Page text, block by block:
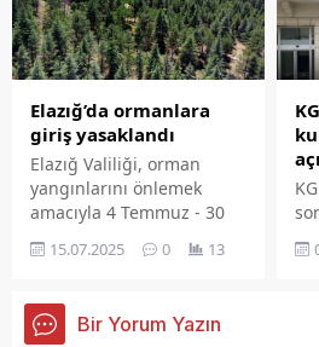
hububat alımı
gerçekleştiğini belirtti.
Elazığ’da ormanlara
giriş yasaklandı
Elazığ Valiliği, orman
yangınlarını önlemek
amacıyla 4 Temmuz - 30
Eylül tarihleri arasında
ormanlık alanlara
duyurdu. Piknik, mangal,
ateş yakma gibi
15.07.2025 0 13
Bir Yorum Yazın